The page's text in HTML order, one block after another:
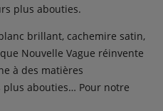
plus abouties.
brillant, cachemire satin,
Nouvelle Vague réinvente
à des matières
plus abouties… Pour notre